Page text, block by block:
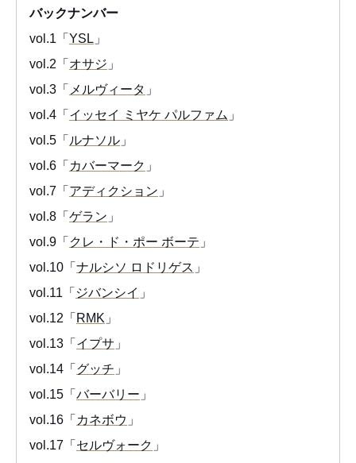
バックナンバー
vol.1「 YSL 」
vol.2「 オサジ 」
vol.3「 メルヴィータ 」
vol.4「 イッセイ ミヤケ パルファム 」
vol.5「 ルナソル 」
vol.6「 カバーマーク 」
vol.7「 アディクション 」
vol.8「 ゲラン 」
vol.9「 クレ・ド・ポー ボーテ 」
vol.10「 ナルシソ ロドリゲス 」
vol.11「 ジバンシイ 」
vol.12「 RMK 」
vol.13「 イプサ 」
vol.14「 グッチ 」
vol.15「 バーバリー 」
vol.16「 カネボウ 」
vol.17「 セルヴォーク 」